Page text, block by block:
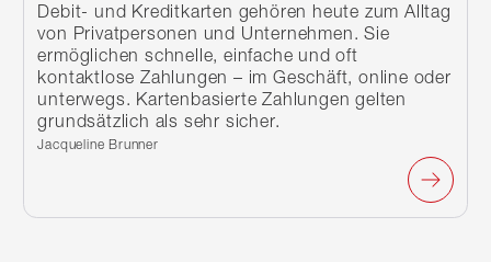
Debit- und Kreditkarten gehören heute zum Alltag
von Privatpersonen und Unternehmen. Sie
ermöglichen schnelle, einfache und oft
kontaktlose Zahlungen – im Geschäft, online oder
unterwegs. Kartenbasierte Zahlungen gelten
grundsätzlich als sehr sicher.
Verfasst von:
Jacqueline Brunner